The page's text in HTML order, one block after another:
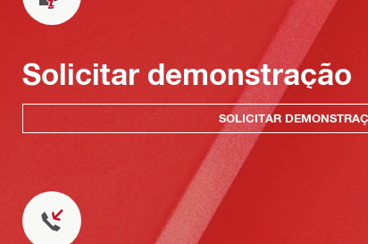
Solicitar demonstração
SOLICITAR